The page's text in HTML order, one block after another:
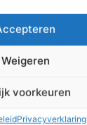
Weigeren
voorkeuren
Privacyverklaring